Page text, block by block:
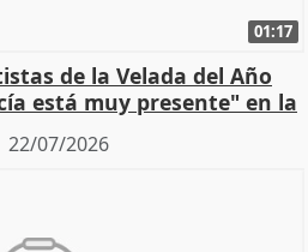
01:17
de la Velada del Año
está muy presente" en la
22/07/2026